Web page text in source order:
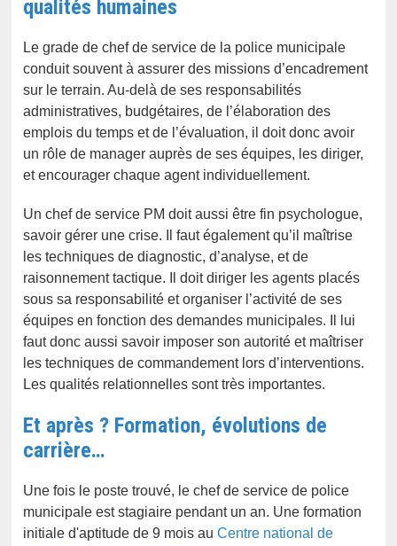
qualités humaines
Le grade de chef de service de la police municipale
conduit souvent à assurer des missions d’encadrement
sur le terrain. Au-delà de ses responsabilités
administratives, budgétaires, de l’élaboration des
emplois du temps et de l’évaluation, il doit donc avoir
un rôle de manager auprès de ses équipes, les diriger,
et encourager chaque agent individuellement.
Un chef de service PM doit aussi être fin psychologue,
savoir gérer une crise. Il faut également qu’il maîtrise
les techniques de diagnostic, d’analyse, et de
raisonnement tactique. Il doit diriger les agents placés
sous sa responsabilité et organiser l’activité de ses
équipes en fonction des demandes municipales. Il lui
faut donc aussi savoir imposer son autorité et maîtriser
les techniques de commandement lors d’interventions.
Les qualités relationnelles sont très importantes.
Et après ? Formation, évolutions de
carrière…
Une fois le poste trouvé, le chef de service de police
municipale est stagiaire pendant un an. Une formation
initiale d'aptitude de 9 mois auCentre national de